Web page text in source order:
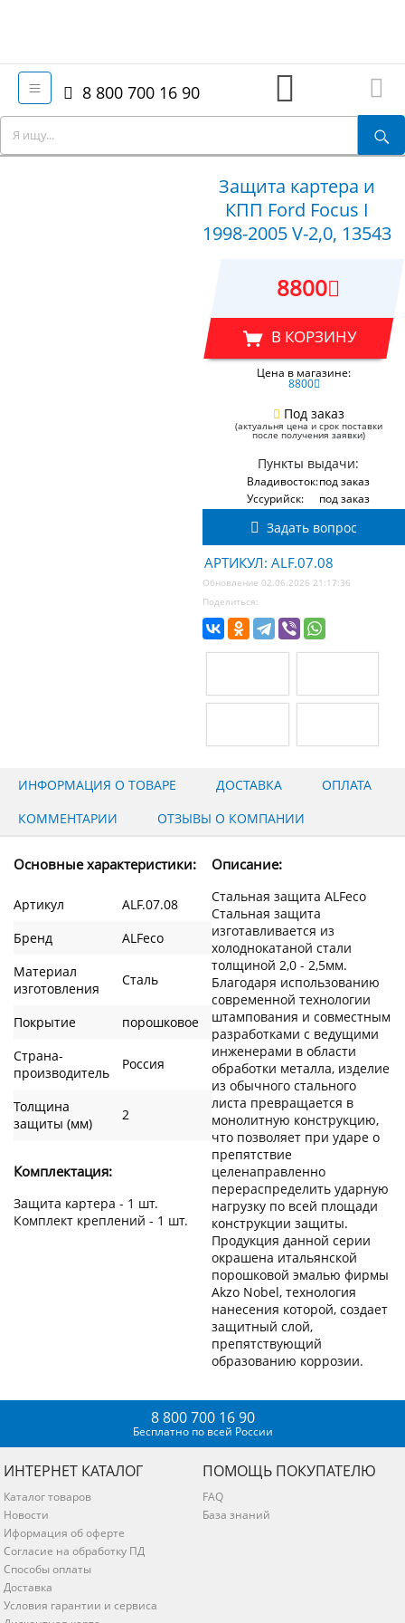
8 800 700 16 90
Защита картера и
КПП Ford Focus I
1998-2005 V-2,0, 13543
8800
В КОРЗИНУ
Цена в магазине:
8800
Под заказ
(актуальня цена и срок поставки
после получения заявки)
Пункты выдачи:
Владивосток:под заказ
Уссурийск:
под заказ
Задать вопрос
АРТИКУЛ: ALF.07.08
Обновление 02.06.2026 21:17:36
Поделиться:
ИНФОРМАЦИЯ О ТОВАРЕ ДОСТАВКА
ОПЛАТА
КОММЕНТАРИИ
ОТЗЫВЫ О КОМПАНИИ
Основные характеристики:
Артикул
ALF.07.08
Бренд
ALFeco
Материал
изготовления
Сталь
Покрытие
порошковое
Страна-
производитель
Россия
Толщина
защиты (мм)
2
Комплектация:
Защита картера - 1 шт.
Комплект креплений - 1 шт.
Описание:
Стальная защита ALFeco
Стальная защита
изготавливается из
холоднокатаной стали
толщиной 2,0 - 2,5мм.
Благодаря использованию
современной технологии
штампования и совместным
разработками с ведущими
инженерами в области
обработки металла, изделие
из обычного стального
листа превращается в
монолитную конструкцию,
что позволяет при ударе о
препятствие
целенаправленно
перераспределить ударную
нагрузку по всей площади
конструкции защиты.
Продукция данной серии
окрашена итальянской
порошковой эмалью фирмы
Akzo Nobel, технология
нанесения которой, создает
защитный слой,
препятствующий
образованию коррозии.
8 800 700 16 90
Бесплатно по всей России
ИНТЕРНЕТ КАТАЛОГ
Каталог товаров
Новости
Иформация об оферте
Согласие на обработку ПД
Способы оплаты
Доставка
Условия гарантии и сервиса
ПОМОЩЬ ПОКУПАТЕЛЮ
FAQ
База знаний